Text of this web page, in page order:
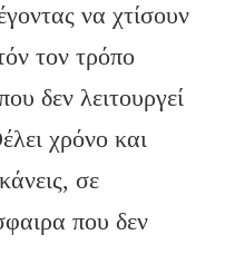
να χτίσουν
τον τρόπο
δεν λειτουργεί
χρόνο και
σε
που δεν